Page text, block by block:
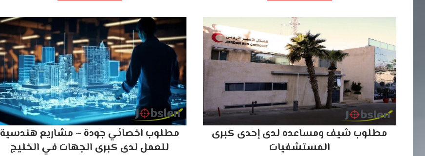
مطلوب شيف ومساعده لدى إحدى كبرى
المستشفيات
مطلوب اخصائي جودة – مشاريع هندسية
للعمل لدى كبرى الجهات في الخليج